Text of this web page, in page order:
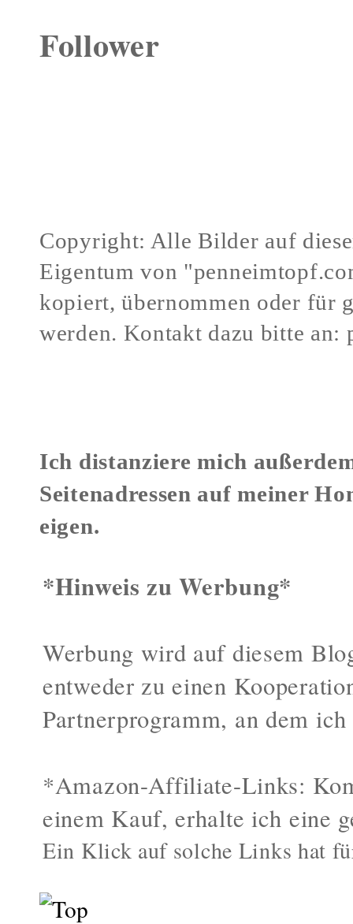
Follower
Copyright: Alle Bilder auf
Eigentum von
kopiert, übernommen oder für
werden. Kontakt dazu bitte an:
Ich distanziere mich
Seitenadressen auf meiner
eigen.
*Hinweis zu Werbung*
Werbung wird auf diesem
entweder zu einen
Partnerprogramm, an dem
*Amazon-Affiliate-Links:
einem Kauf, erhalte ich eine
Ein Klick auf solche Links hat